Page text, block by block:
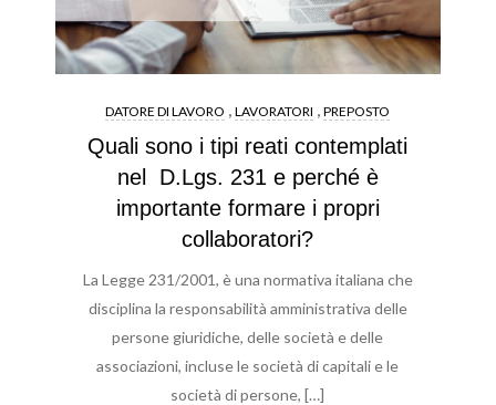
DATORE DI LAVORO ,LAVORATORI ,PREPOSTO
Quali sono i tipi reati contemplati
nel D.Lgs. 231 e perché è
importante formare i propri
collaboratori?
La Legge 231/2001, è una normativa italiana che
disciplina la responsabilità amministrativa delle
persone giuridiche, delle società e delle
associazioni, incluse le società di capitali e le
società di persone, […]